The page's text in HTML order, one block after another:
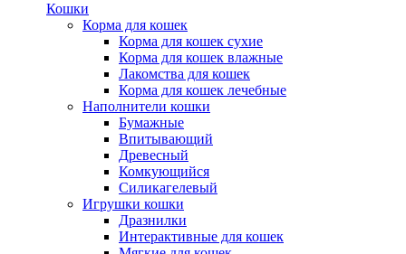
Кошки
Корма для кошек
Корма для кошек сухие
Корма для кошек влажные
Лакомства для кошек
Корма для кошек лечебные
Наполнители кошки
Бумажные
Впитывающий
Древесный
Комкующийся
Силикагелевый
Игрушки кошки
Дразнилки
Интерактивные для кошек